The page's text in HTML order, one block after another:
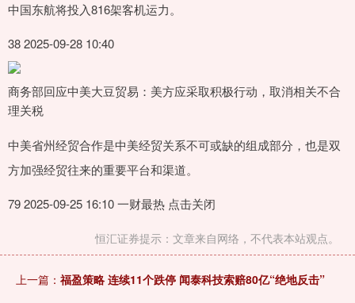
中国东航将投入816架客机运力。
38 2025-09-28 10:40
商务部回应中美大豆贸易：美方应采取积极行动，取消相关不合
理关税
中美省州经贸合作是中美经贸关系不可或缺的组成部分，也是双
方加强经贸往来的重要平台和渠道。
79 2025-09-25 16:10 一财最热 点击关闭
恒汇证券提示：文章来自网络，不代表本站观点。
上一篇： 福盈策略 连续11个跌停 闻泰科技索赔80亿“绝地反击”